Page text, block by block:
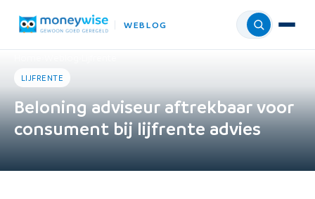
WEBLOG Menu
LIJFRENTE
Beloning adviseur aftrekbaar voor
consument bij lijfrente advies